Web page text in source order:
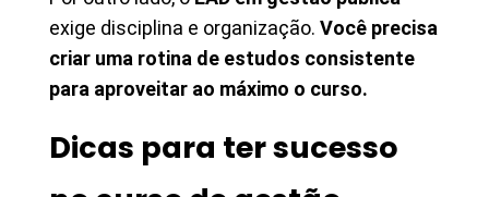
exige disciplina e organização. Você precisa
criar uma rotina de estudos consistente
para aproveitar ao máximo o curso.
Dicas para ter sucesso